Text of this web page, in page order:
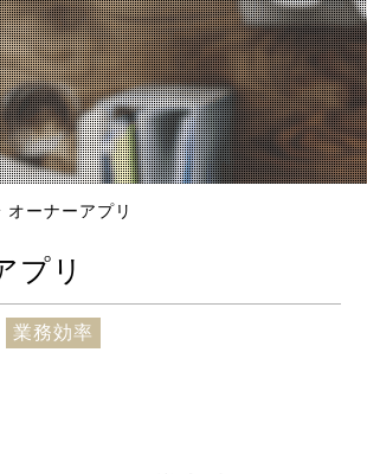
オーナーアプリ
プリ
業務効率